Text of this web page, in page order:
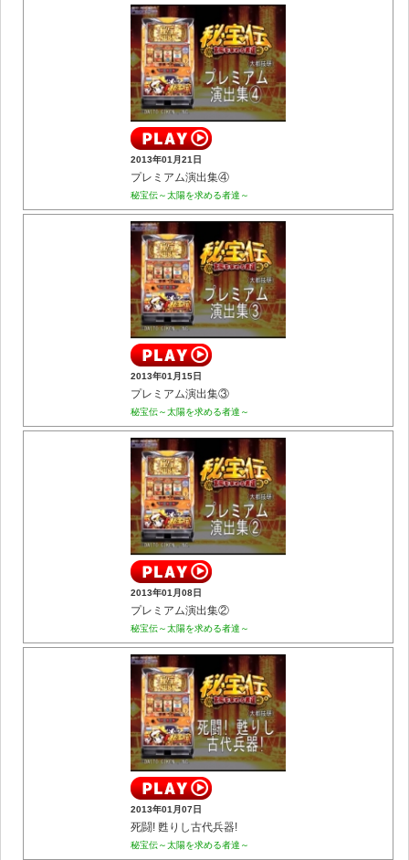
2013年01月21日
プレミアム演出集④
秘宝伝～太陽を求める者達～
2013年01月15日
プレミアム演出集③
秘宝伝～太陽を求める者達～
2013年01月08日
プレミアム演出集②
秘宝伝～太陽を求める者達～
2013年01月07日
死闘! 甦りし古代兵器!
秘宝伝～太陽を求める者達～